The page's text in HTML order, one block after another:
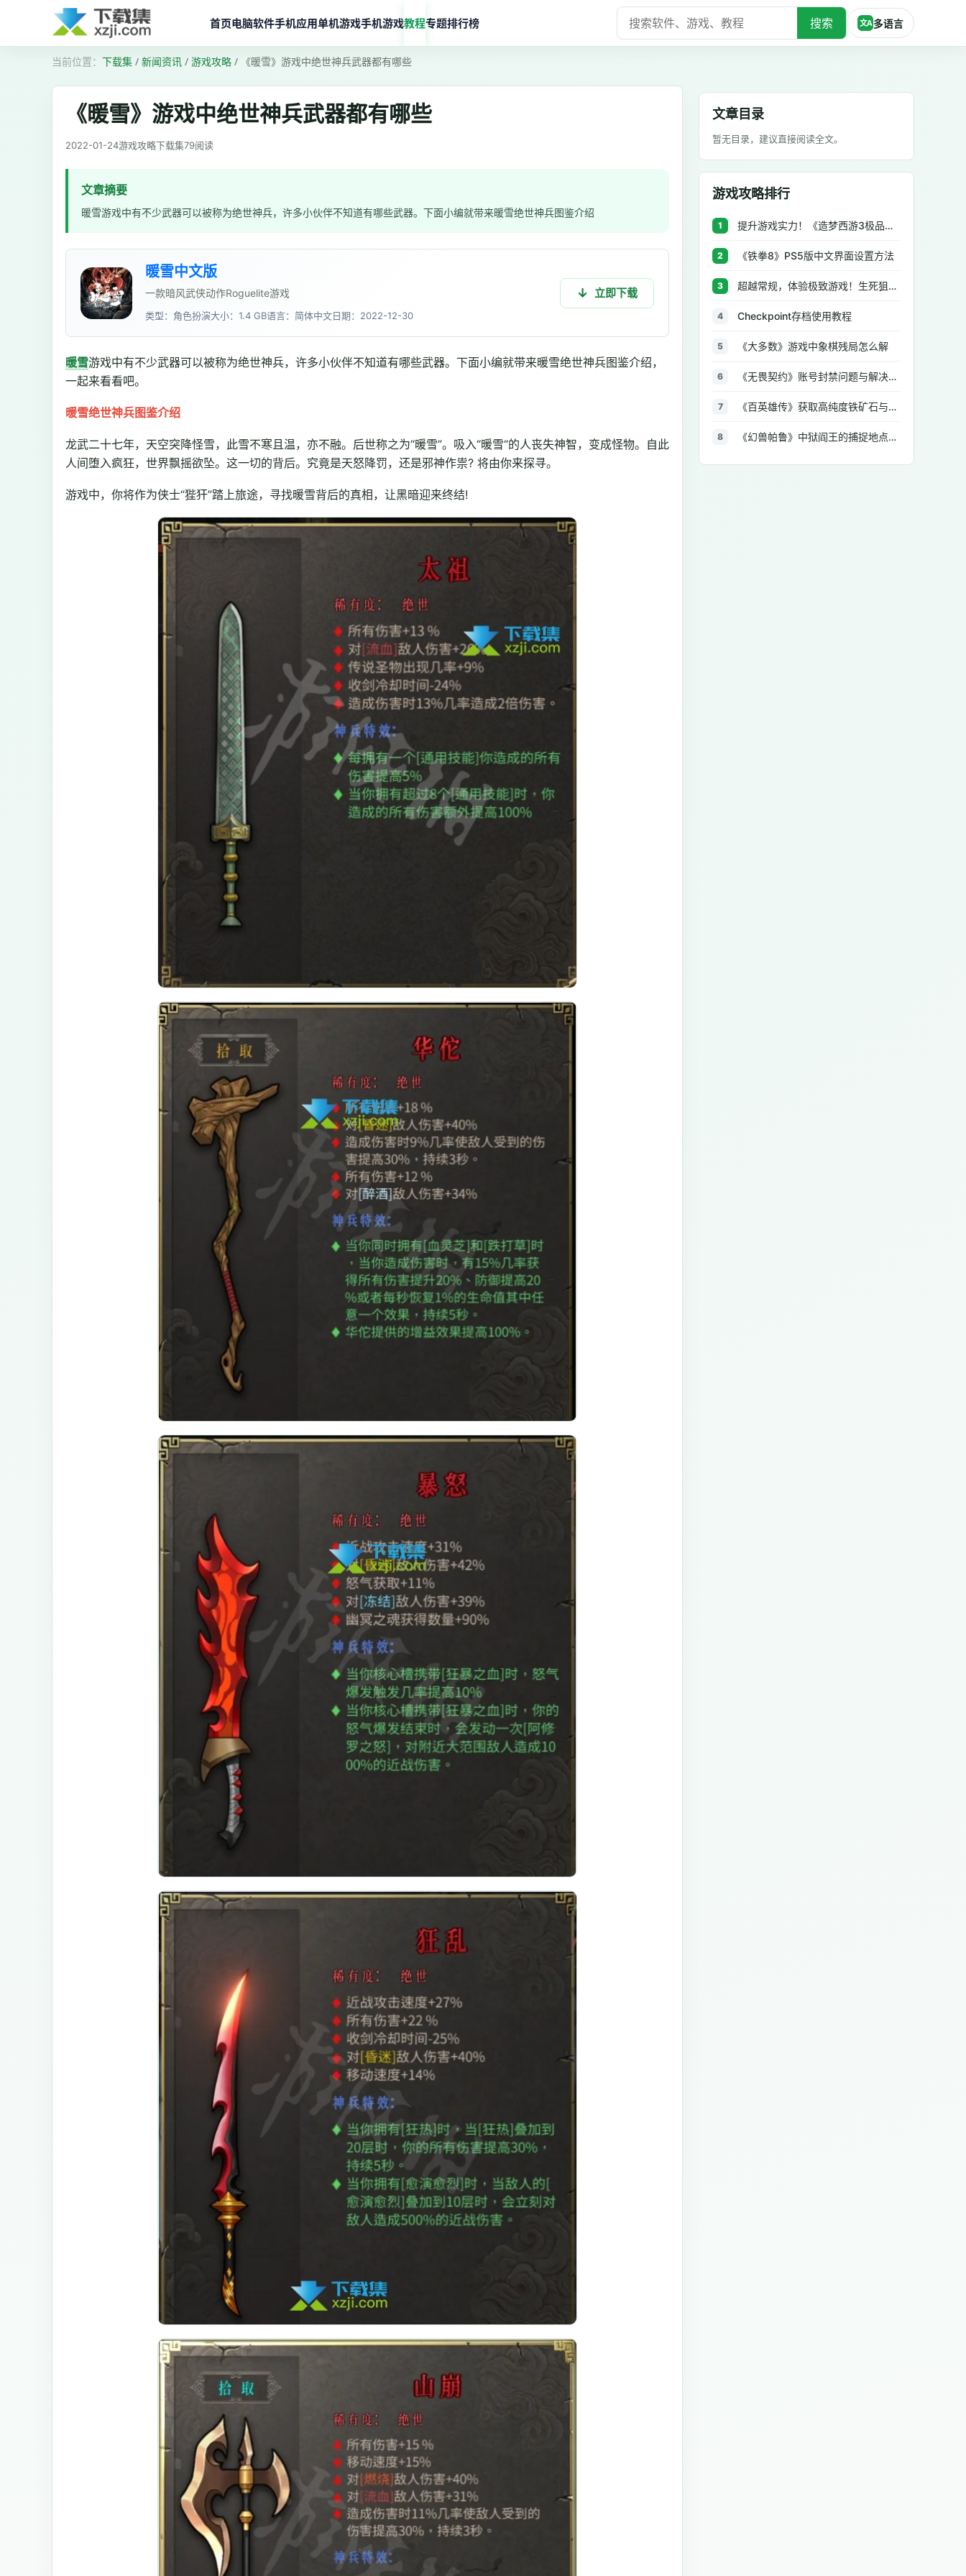
首页电脑软件手机应用单机游戏手机游戏教程专题排行榜 搜索 文A 多语言
下载集 / 新闻资讯 / 游戏攻略 / 《暖雪》游戏中绝世神兵武器都有哪些
《暖雪》游戏中绝世神兵武器都有哪些
2022-01-24游戏攻略下载集79阅读
文章摘要
暖雪游戏中有不少武器可以被称为绝世神兵，许多小伙伴不知道有哪些武器。下面小编就带来暖雪绝世神兵图鉴介绍
暖雪中文版
一款暗风武侠动作Roguelite游戏
类型：角色扮演大小：1.4 GB语言：简体中文日期：2022-12-30
立即下载
暖雪游戏中有不少武器可以被称为绝世神兵，许多小伙伴不知道有哪些武器。下面小编就带来暖雪绝世神兵图鉴介绍，
一起来看看吧。
暖雪绝世神兵图鉴介绍
龙武二十七年，天空突降怪雪，此雪不寒且温，亦不融。后世称之为“暖雪”。吸入“暖雪“的人丧失神智，变成怪物。自此
人间堕入疯狂，世界飘摇欲坠。这一切的背后。究竟是天怒降罚，还是邪神作祟? 将由你来探寻。
游戏中，你将作为侠士“狴犴”踏上旅途，寻找暖雪背后的真相，让黑暗迎来终结!
文章目录
暂无目录，建议直接阅读全文。
游戏攻略排行
1 提升游戏实力！《造梦西游3极品辅助》让你秒杀BOSS、逆天属性一键修改
2 《铁拳8》PS5版中文界面设置方法
3 超越常规，体验极致游戏！生死狙击极品辅助工具助你无往不利
4 Checkpoint存档使用教程
5 《大多数》游戏中象棋残局怎么解
6 《无畏契约》账号封禁问题与解决方法汇总
7 《百英雄传》获取高纯度铁矿石与大型铁矿石的地点介绍
8 《幻兽帕鲁》中狱阎王的捕捉地点与策略全解析